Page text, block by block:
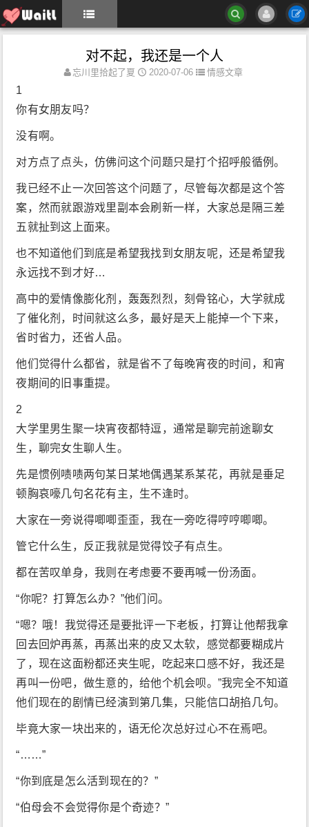
对不起，我还是一个人
忘川里拾起了夏 2020-07-06 情感文章
1
你有女朋友吗？
没有啊。
对方点了点头，仿佛问这个问题只是打个招呼般循例。
我已经不止一次回答这个问题了，尽管每次都是这个答
案，然而就跟游戏里副本会刷新一样，大家总是隔三差
五就扯到这上面来。
也不知道他们到底是希望我找到女朋友呢，还是希望我
永远找不到才好…
高中的爱情像膨化剂，轰轰烈烈，刻骨铭心，大学就成
了催化剂，时间就这么多，最好是天上能掉一个下来，
省时省力，还省人品。
他们觉得什么都省，就是省不了每晚宵夜的时间，和宵
夜期间的旧事重提。
2
大学里男生聚一块宵夜都特逗，通常是聊完前途聊女
生，聊完女生聊人生。
先是惯例啧啧两句某日某地偶遇某系某花，再就是垂足
顿胸哀嚎几句名花有主，生不逢时。
大家在一旁说得唧唧歪歪，我在一旁吃得哼哼唧唧。
管它什么生，反正我就是觉得饺子有点生。
都在苦叹单身，我则在考虑要不要再喊一份汤面。
“你呢？打算怎么办？”他们问。
“嗯？哦！我觉得还是要批评一下老板，打算让他帮我拿
回去回炉再蒸，再蒸出来的皮又太软，感觉都要糊成片
了，现在这面粉都还夹生呢，吃起来口感不好，我还是
再叫一份吧，做生意的，给他个机会呗。”我完全不知道
他们现在的剧情已经演到第几集，只能信口胡掐几句。
毕竟大家一块出来的，语无伦次总好过心不在焉吧。
“……”
“你到底是怎么活到现在的？”
“伯母会不会觉得你是个奇迹？”